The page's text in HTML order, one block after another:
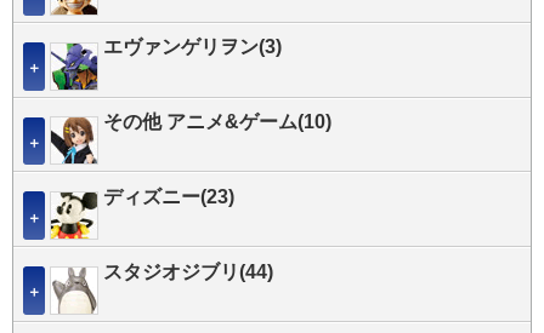
＋
エヴァンゲリヲン(3)
＋
その他 アニメ&ゲーム(10)
＋
ディズニー(23)
＋
スタジオジブリ(44)